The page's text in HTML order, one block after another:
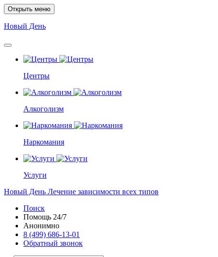
Открыть меню
Новый День
Центры
Алкоголизм
Наркомания
Услуги
Новый День Лечение зависимости всех типов
Поиск
Помощь 24/7
Анонимно
8 (499) 686-13-01
Обратный звонок